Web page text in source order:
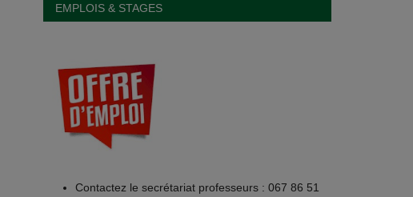
EMPLOIS & STAGES
Contactez le secrétariat professeurs : 067 86 51